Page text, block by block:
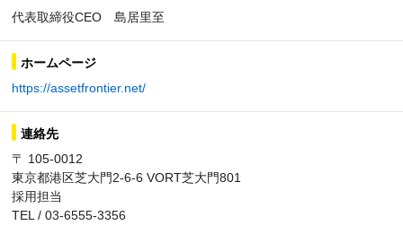
代表取締役CEO 島居里至
ホームページ
https://assetfrontier.net/
連絡先
〒 105-0012
東京都港区芝大門2-6-6 VORT芝大門801
採用担当
TEL / 03-6555-3356